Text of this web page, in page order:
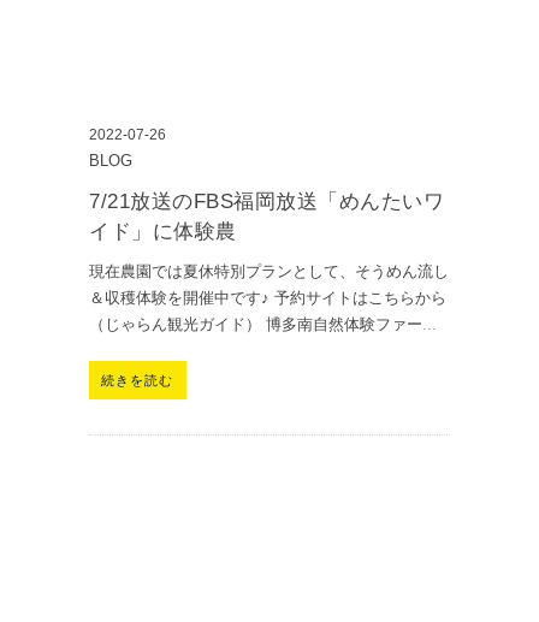
2022-07-26
BLOG
7/21放送のFBS福岡放送「めんたいワ
イド」に体験農
現在農園では夏休特別プランとして、そうめん流し
＆収穫体験を開催中です♪ 予約サイトはこちらから
（じゃらん観光ガイド） 博多南自然体験ファー...
続きを読む